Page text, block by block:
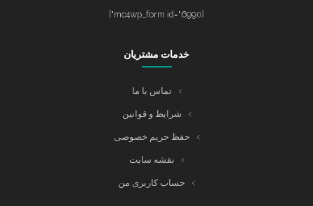
[mc4wp_form id="6990"]
خدمات مشتریان
تماس با ما
شرایط و قوانین
حفظ حریم خصوصی
نقشه سایت
حساب کاربری من